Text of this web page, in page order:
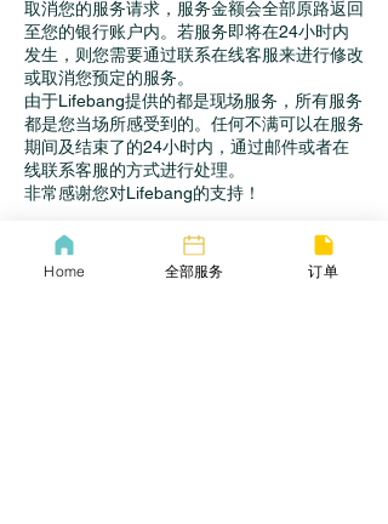
取消您的服务请求，服务金额会全部原路返回
至您的银行账户内。若服务即将在24小时内
发生，则您需要通过联系在线客服来进行修改
或取消您预定的服务。
由于Lifebang提供的都是现场服务，所有服务
都是您当场所感受到的。任何不满可以在服务
期间及结束了的24小时内，通过邮件或者在
线联系客服的方式进行处理。
Home 全部服务 订单